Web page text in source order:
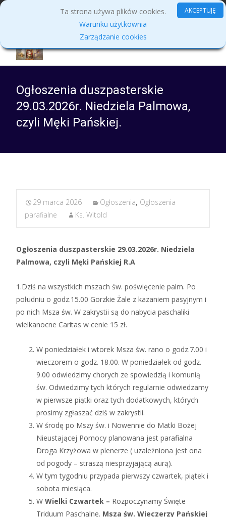
Ogłoszenia duszpasterskie
29.03.2026r. Niedziela Palmowa,
czyli Męki Pańskiej.
29 marca 2026 Ogłoszenia, Ogłoszenia
parafialne
Ks. Witold
Ogłoszenia duszpasterskie 29.03.2026r. Niedziela
Palmowa, czyli Męki Pańskiej R.A
1.Dziś na wszystkich mszach św. poświęcenie palm. Po
południu o godz.15.00 Gorzkie Żale z kazaniem pasyjnym i
po nich Msza św. W zakrystii są do nabycia paschaliki
wielkanocne Caritas w cenie 15 zł.
W poniedziałek i wtorek Msza św. rano o godz.7.00 i
wieczorem o godz. 18.00. W poniedziałek od godz.
9.00 odwiedzimy chorych ze spowiedzią i komunią
św. Odwiedzimy tych których regularnie odwiedzamy
w pierwsze piątki oraz tych dodatkowych, których
prosimy zgłaszać dziś w zakrystii.
W środę po Mszy św. i Nowennie do Matki Bożej
Nieustającej Pomocy planowana jest parafialna
Droga Krzyżowa w plenerze ( uzależniona jest ona
od pogody – straszą niesprzyjającą aurą).
W tym tygodniu przypada pierwszy czwartek, piątek i
sobota miesiąca.
W Wielki Czwartek – Rozpoczynamy Święte
Triduum Paschalne. Msza św. Wieczerzy Pańskiej
Ta strona używa plików cookies.
Warunku użytkownia
Zarządzanie cookies
AKCEPTUJĘ